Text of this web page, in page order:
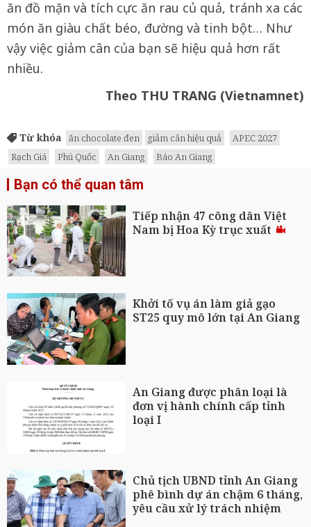
ăn đồ mặn và tích cực ăn rau củ quả, tránh xa các
món ăn giàu chất béo, đường và tinh bột… Như
vậy việc giảm cân của bạn sẽ hiệu quả hơn rất
nhiều.
Theo THU TRANG (Vietnamnet)
Từ khóa ăn chocolate đen giảm cân hiệu quả
APEC 2027
Rạch Giá
Phú Quốc An Giang Báo An Giang
Bạn có thể quan tâm
Tiếp nhận 47 công dân Việt
Nam bị Hoa Kỳ trục xuất
Khởi tố vụ án làm giả gạo
ST25 quy mô lớn tại An Giang
An Giang được phân loại là
đơn vị hành chính cấp tỉnh
loại I
Chủ tịch UBND tỉnh An Giang
phê bình dự án chậm 6 tháng,
yêu cầu xử lý trách nhiệm